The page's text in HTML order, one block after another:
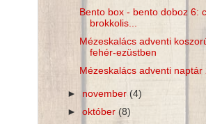
Bento box - bento doboz 6:
brokkolis...
Mézeskalács adventi
fehér-ezüstben
Mézeskalács adventi naptár
► november(4)
►október(8)